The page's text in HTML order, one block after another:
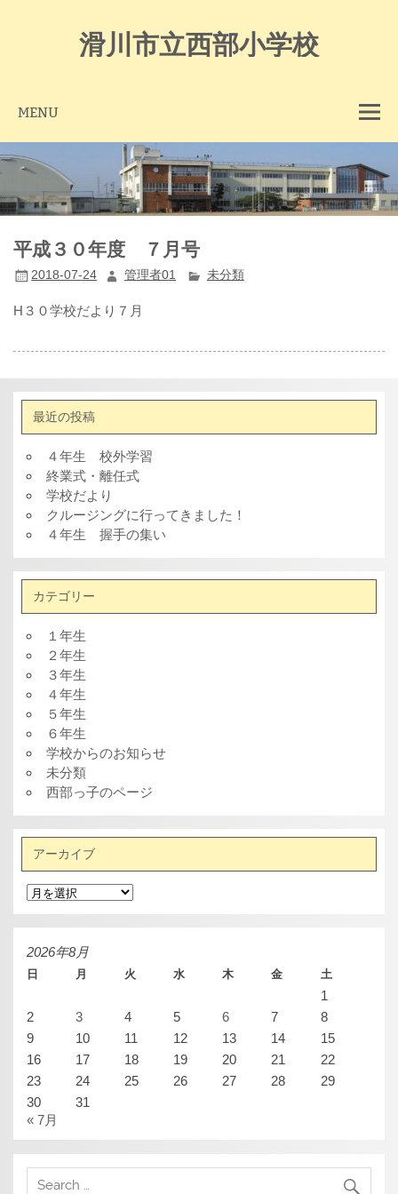
滑川市立西部小学校
MENU
平成３０年度 ７月号
2018-07-24 管理者01 未分類
H３０学校だより７月
最近の投稿
４年生 校外学習
終業式・離任式
学校だより
クルージングに行ってきました！
４年生 握手の集い
カテゴリー
１年生
２年生
３年生
４年生
５年生
６年生
学校からのお知らせ
未分類
西部っ子のページ
アーカイブ
ア
ー
カ
イ
2026年8月
日 月 火 水 木 金 土
1
2
3 4 5 6 7
8
9
10 11 12 13 14
15
16
17 18 19 20 21
22
23
24 25 26 27 28
29
30
31
« 7月